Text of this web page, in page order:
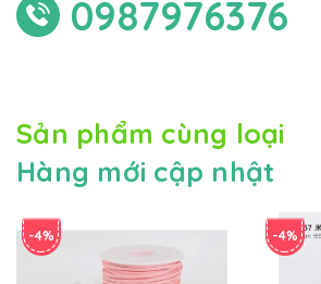
0987976376
Sản phẩm cùng loại
Hàng mới cập nhật
-4% -4%